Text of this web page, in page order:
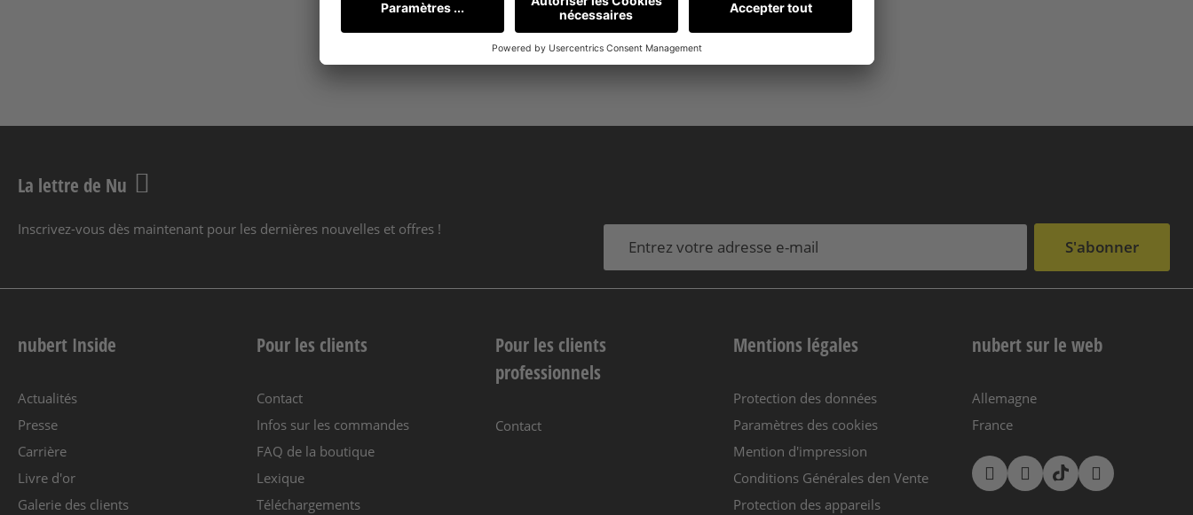
La lettre de Nu
Inscrivez-vous dès maintenant pour les dernières nouvelles et offres !
S'abonner
nubert Inside
Actualités
Presse
Carrière
Livre d'or
Galerie des clients
Pour les clients
Contact
Infos sur les commandes
FAQ de la boutique
Lexique
Téléchargements
Pour les clients
professionnels
Contact
Mentions légales
Protection des données
Paramètres des cookies
Mention d'impression
Conditions Générales den Vente
Protection des appareils
nubert sur le web
Allemagne
France